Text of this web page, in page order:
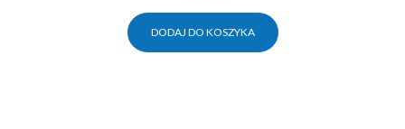
DODAJ DO KOSZYKA